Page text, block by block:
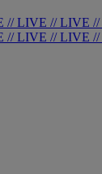
// LIVE // LIVE //
// LIVE // LIVE //